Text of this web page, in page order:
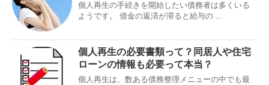
個人再生の手続きを開始したい債務者は多くいる
ようです。 借金の返済が滞ると給与の ...
個人再生の必要書類って？同居人や住宅
ローンの情報も必要って本当？
個人再生は、数ある債務整理メニューの中でも最